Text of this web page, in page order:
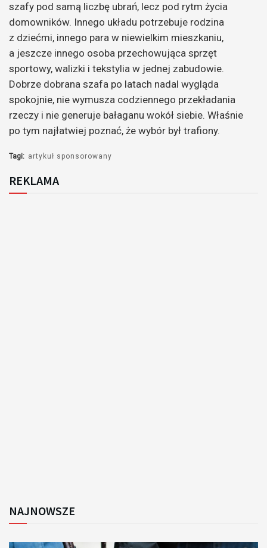
szafy pod samą liczbę ubrań, lecz pod rytm życia
domowników. Innego układu potrzebuje rodzina
z dziećmi, innego para w niewielkim mieszkaniu,
a jeszcze innego osoba przechowująca sprzęt
sportowy, walizki i tekstylia w jednej zabudowie.
Dobrze dobrana szafa po latach nadal wygląda
spokojnie, nie wymusza codziennego przekładania
rzeczy i nie generuje bałaganu wokół siebie. Właśnie
po tym najłatwiej poznać, że wybór był trafiony.
Tagi: artykuł sponsorowany
REKLAMA
NAJNOWSZE